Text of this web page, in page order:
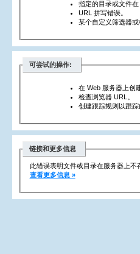
指定的目录或文件在
URL 拼写错误。
某个自定义筛选器或
可尝试的操作:
在 Web 服务器上创
检查浏览器 URL。
创建跟踪规则以跟
链接和更多信息
此错误表明文件或目录在服务器上不
查看更多信息 »